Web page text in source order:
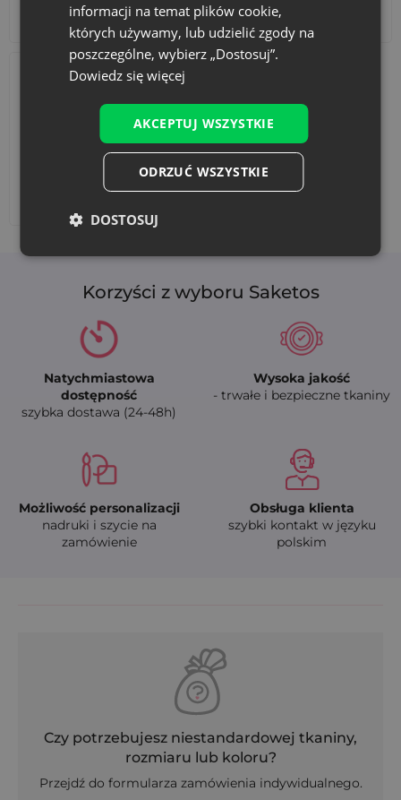
Akcesoria i dekoracje Zestawy
Korzyści z wyboru Saketos
Natychmiastowa
dostępność
szybka dostawa (24-48h)
Wysoka jakość
- trwałe i bezpieczne tkaniny
Możliwość personalizacji
nadruki i szycie na
zamówienie
Obsługa klienta
szybki kontakt w języku
polskim
Czy potrzebujesz niestandardowej tkaniny,
rozmiaru lub koloru?
Przejdź do formularza zamówienia indywidualnego.
informacji na temat plików cookie,
których używamy, lub udzielić zgody na
poszczególne, wybierz „Dostosuj”.
Dowiedz się więcej
AKCEPTUJ WSZYSTKIE
ODRZUĆ WSZYSTKIE
DOSTOSUJ